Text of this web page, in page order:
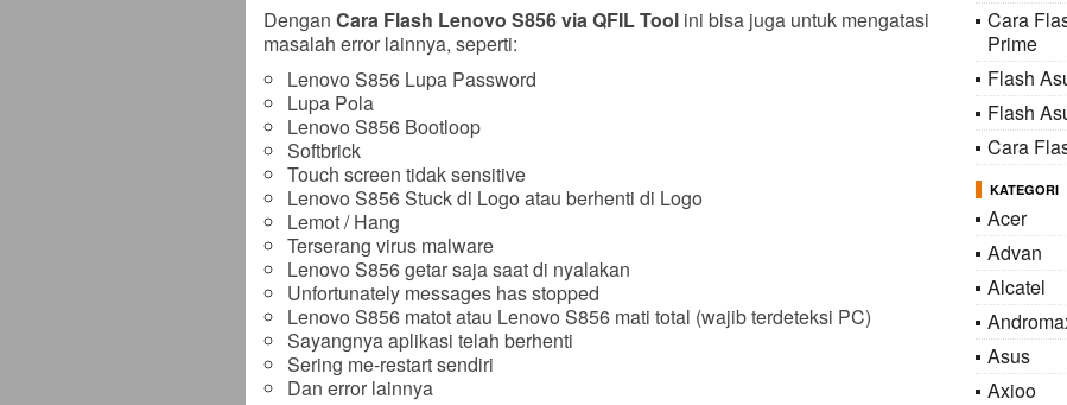
Dengan Cara Flash Lenovo S856 via QFIL Tool ini bisa juga untuk mengatasi
masalah error lainnya, seperti:
Lenovo S856 Lupa Password
Lupa Pola
Lenovo S856 Bootloop
Softbrick
Touch screen tidak sensitive
Lenovo S856 Stuck di Logo atau berhenti di Logo
Lemot / Hang
Terserang virus malware
Lenovo S856 getar saja saat di nyalakan
Unfortunately messages has stopped
Lenovo S856 matot atau Lenovo S856 mati total (wajib terdeteksi PC)
Sayangnya aplikasi telah berhenti
Sering me-restart sendiri
Dan error lainnya
Cara
Prime
Flash
Flash
Cara
KATEGORI
Acer
Advan
Alcatel
Asus
Axioo